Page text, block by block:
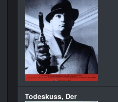
Todeskuss, Der